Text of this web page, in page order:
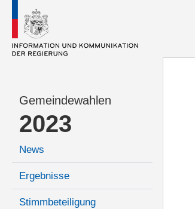
Gemeindewahlen
2023
News
Ergebnisse
Stimmbeteiligung